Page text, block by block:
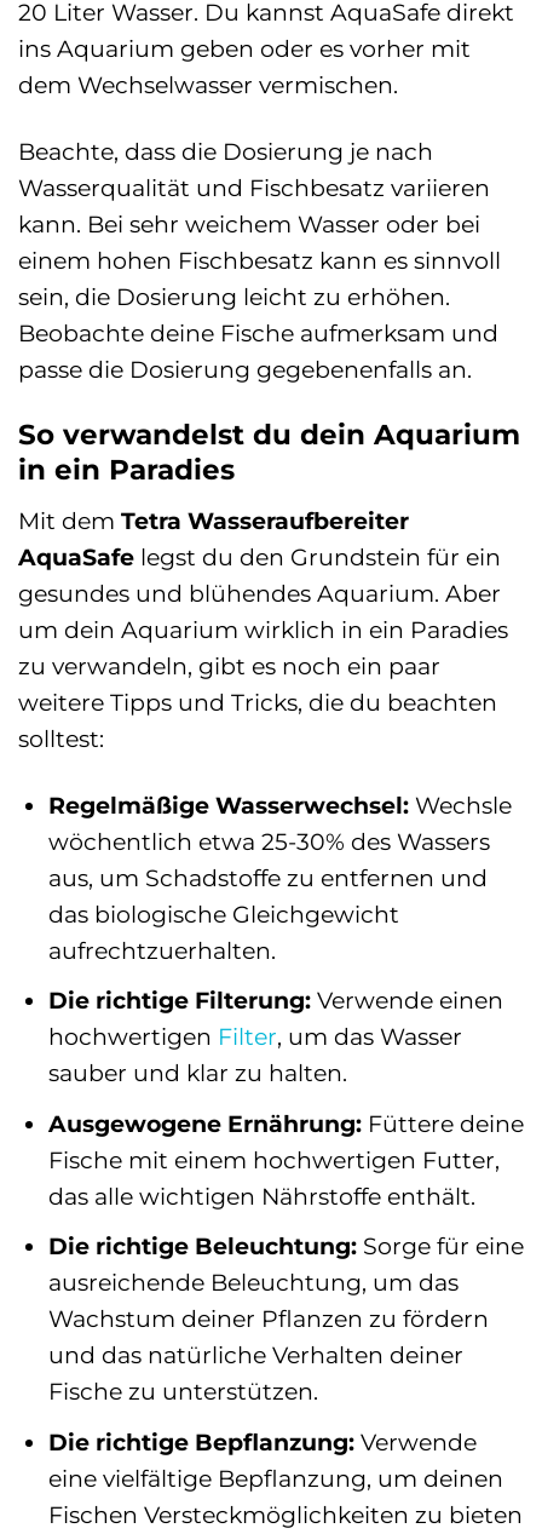
20 Liter Wasser. Du kannst AquaSafe direkt
ins Aquarium geben oder es vorher mit
dem Wechselwasser vermischen.
Beachte, dass die Dosierung je nach
Wasserqualität und Fischbesatz variieren
kann. Bei sehr weichem Wasser oder bei
einem hohen Fischbesatz kann es sinnvoll
sein, die Dosierung leicht zu erhöhen.
Beobachte deine Fische aufmerksam und
passe die Dosierung gegebenenfalls an.
So verwandelst du dein Aquarium
in ein Paradies
Mit dem Tetra Wasseraufbereiter
AquaSafe legst du den Grundstein für ein
gesundes und blühendes Aquarium. Aber
um dein Aquarium wirklich in ein Paradies
zu verwandeln, gibt es noch ein paar
weitere Tipps und Tricks, die du beachten
solltest:
Regelmäßige Wasserwechsel:Wechsle
wöchentlich etwa 25-30% des Wassers
aus, um Schadstoffe zu entfernen und
das biologische Gleichgewicht
aufrechtzuerhalten.
Die richtige Filterung:Verwende einen
hochwertigen Filter, um das Wasser
sauber und klar zu halten.
Ausgewogene Ernährung:Füttere deine
Fische mit einem hochwertigen Futter,
das alle wichtigen Nährstoffe enthält.
Die richtige Beleuchtung:Sorge für eine
ausreichende Beleuchtung, um das
Wachstum deiner Pflanzen zu fördern
und das natürliche Verhalten deiner
Fische zu unterstützen.
Die richtige Bepflanzung:Verwende
eine vielfältige Bepflanzung, um deinen
Fischen Versteckmöglichkeiten zu bieten